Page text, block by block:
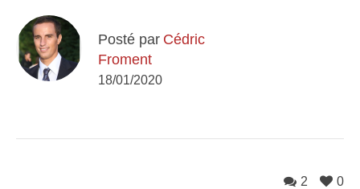
Posté par Cédric
Froment
18/01/2020
0
2